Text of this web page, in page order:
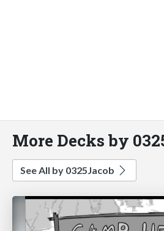
More Decks by
See All by 0325Jacob